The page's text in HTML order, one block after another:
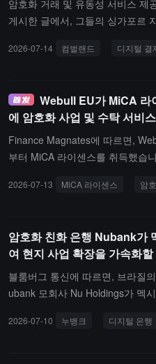
암호화 거래 및 유동성 서비스 제
게시한 글에서, 그들의 싱가포르
지털 결제 토큰(Digital Payment
2026-07-14 컴벌랜드 디지털 결
Webull EU가 MiCA 라
에 암호화 사업 및 수탁 서비
Finance Magnates에 따르면,
부터 MiCA 라이센스를 취득했습
다. Webull은 이 라이센스를 활용
장에서 중요한 이정표라고 밝혔
워크 하에 사용자에게 "안전하고
스"를 제공할 것이라고 전했습니
후 유럽의 라이센스 암호화 기관
2026-07-13 MiCA 라이센스 암
암호화 친화 은행 Nubank가
여 현지 사업 확장을 가속화
블룸버그 통신에 따르면, 브라질
ubank 모회사 Nu Holdings가 멕
현지에서 급여 계좌, 당좌 계좌,
2026-07-10 누뱅크 디지털 은행